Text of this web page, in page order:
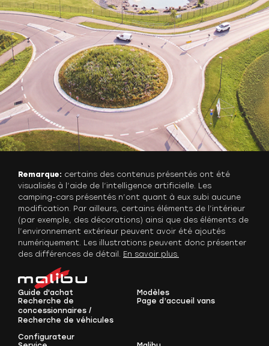
Remarque: certains des contenus présentés ont été
visualisés à l’aide de l’intelligence artificielle. Les
camping-cars présentés n’ont quant à eux subi aucune
modification. Par ailleurs, certains éléments de l’intérieur
(par exemple, des décorations) ainsi que des éléments de
l’environnement extérieur peuvent avoir été ajoutés
numériquement. Les illustrations peuvent donc présenter
des différences de détail. En savoir plus.
Guide d'achat
Recherche de
concessionnaires /
Recherche de véhicules
Configurateur
Modèles
Page d’accueil vans